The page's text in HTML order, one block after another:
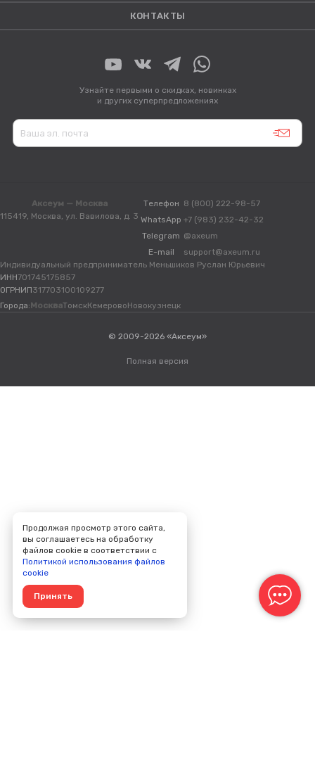
КОНТАКТЫ
Узнайте первыми о скидках, новинках
и других суперпредложениях
Аксеум — Москва
115419, Москва, ул. Вавилова, д. 3
Телефон 8 (800) 222-98-57
WhatsApp +7 (983) 232-42-32
Telegram @axeum
E-mail
support@axeum.ru
Индивидуальный предприниматель Меньшиков Руслан Юрьевич
ИНН701745175857
ОГРНИП317703100109277
Города: МоскваТомскКемеровоНовокузнецк
© 2009-2026 «Аксеум»
Полная версия
Продолжая просмотр этого сайта,
вы соглашаетесь на обработку
файлов cookie в соответствии с
Политикой использования файлов
cookie
Принять